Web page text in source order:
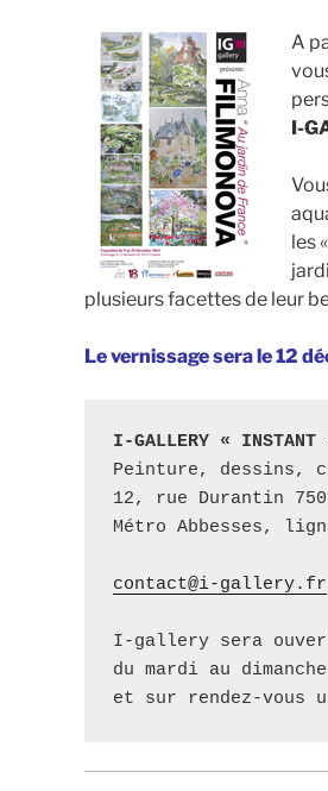
A
I-
les
plusieurs facettes de leur
Le vernissage sera le 12
I-GALLERY «
Peinture, dessins,
12, rue Durantin
Métro Abbesses,
contact@i-gallery.fr
I-gallery sera
du mardi au
et sur rendez-vous